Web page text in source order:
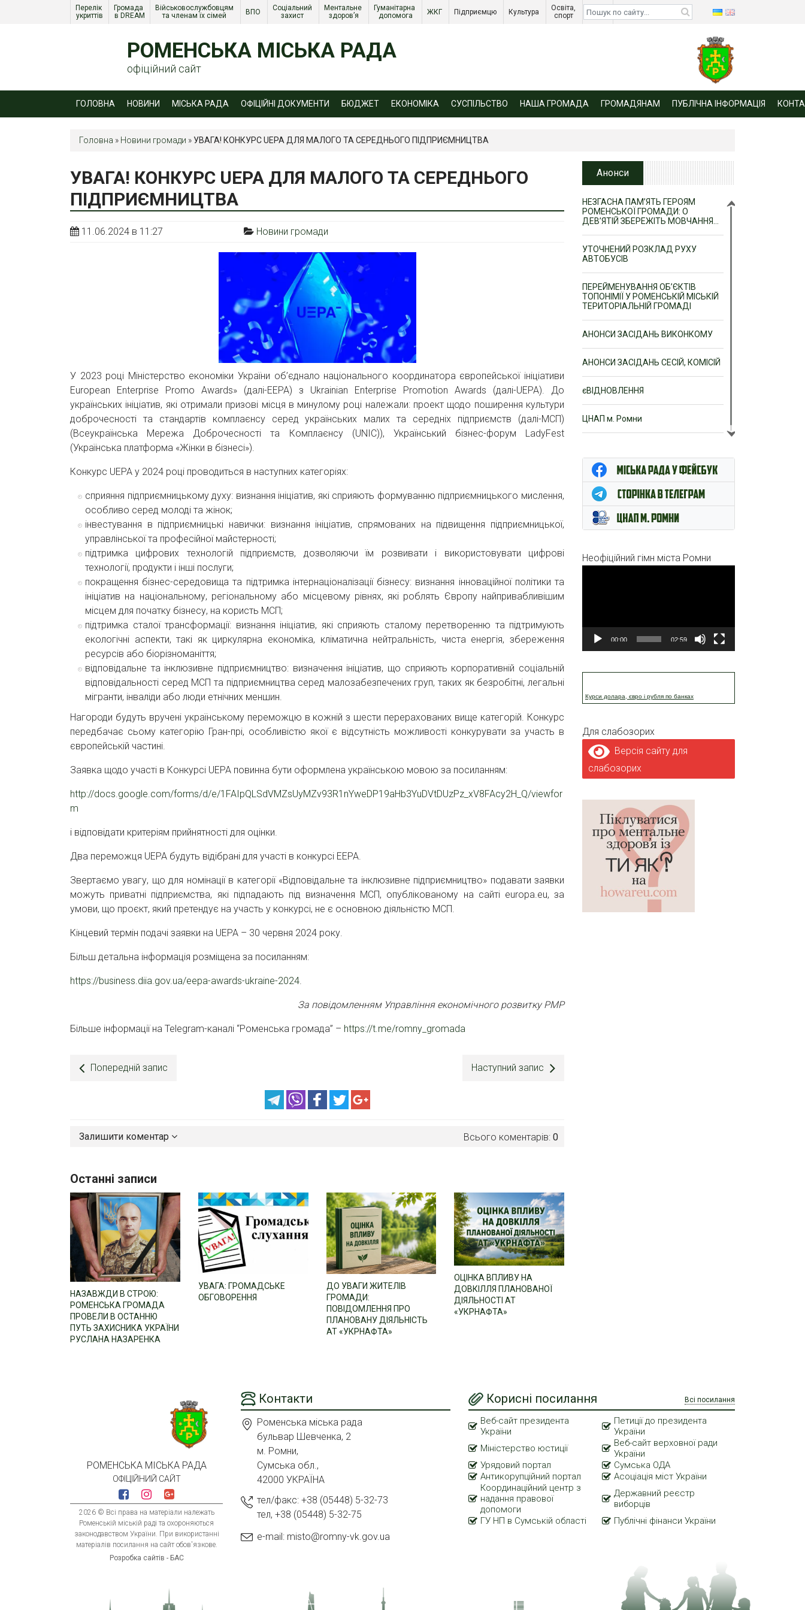
Перелік
укриттів
Громада
в DREAM
Військовослужбовцям
та членам їх сімей
ВПО
Соціальний
захист
Ментальне
здоров’я
Гуманітарна
допомога
ЖКГ Підприємцю Культура
Освіта,
спорт
Діти
війни
РОМЕНСЬКА МІСЬКА РАДА
офіційний сайт
ГОЛОВНА НОВИНИ МІСЬКА РАДА ОФІЦІЙНІ ДОКУМЕНТИ БЮДЖЕТ ЕКОНОМІКА СУСПІЛЬСТВО НАША ГРОМАДА ГРОМАДЯНАМ ПУБЛІЧНА ІНФОРМАЦІЯ
Головна » Новини громади » УВАГА! КОНКУРС UEPA ДЛЯ МАЛОГО ТА СЕРЕДНЬОГО ПІДПРИЄМНИЦТВА
УВАГА! КОНКУРС UEPA ДЛЯ МАЛОГО ТА СЕРЕДНЬОГО
ПІДПРИЄМНИЦТВА
11.06.2024 в 11:27 Новини громади
У 2023 році Міністерство економіки України об’єднало національного координатора європейської ініціативи
European Enterprise Promo Awards» (далі-ЕЕРА) з Ukrainian Enterprise Promotion Awards (далі-UEPA). До
українських ініціатив, які отримали призові місця в минулому році належали: проект щодо поширення культури
доброчесності та стандартів комплаєнсу серед українських малих та середніх підприємств (далі-МСП)
(Всеукраїнська Мережа Доброчесності та Комплаєнсу (UNIC)), Український бізнес-форум LadyFest
(Українська платформа «Жінки в бізнесі»).
Конкурс UEPA у 2024 році проводиться в наступних категоріях:
сприяння підприємницькому духу: визнання ініціатив, які сприяють формуванню підприємницького мислення,
особливо серед молоді та жінок;
інвестування в підприємницькі навички: визнання ініціатив, спрямованих на підвищення підприємницької,
управлінської та професійної майстерності;
підтримка цифрових технологій підприємств, дозволяючи їм розвивати і використовувати цифрові
технології, продукти і інші послуги;
покращення бізнес-середовища та підтримка інтернаціоналізації бізнесу: визнання інноваційної політики та
ініціатив на національному, регіональному або місцевому рівнях, які роблять Європу найпривабливішим
місцем для початку бізнесу, на користь МСП;
підтримка сталої трансформації: визнання ініціатив, які сприяють сталому перетворенню та підтримують
екологічні аспекти, такі як циркулярна економіка, кліматична нейтральність, чиста енергія, збереження
ресурсів або біорізноманіття;
відповідальне та інклюзивне підприємництво: визначення ініціатив, що сприяють корпоративній соціальній
відповідальності серед МСП та підприємництва серед малозабезпечених груп, таких як безробітні, легальні
мігранти, інваліди або люди етнічних меншин.
Нагороди будуть вручені українському переможцю в кожній з шести перерахованих вище категорій. Конкурс
передбачає сьому категорію Гран-прі, особливістю якої є відсутність можливості конкурувати за участь в
європейській частині.
Заявка щодо участі в Конкурсі UEPA повинна бути оформлена українською мовою за посиланням:
http://docs.google.com/forms/d/e/1FAIpQLSdVMZsUyMZv93R1nYweDP19aHb3YuDVtDUzPz_xV8FAcy2H_Q/viewfor
m
і відповідати критеріям прийнятності для оцінки.
Два переможця UEPA будуть відібрані для участі в конкурсі ЕЕРА.
Звертаємо увагу, що для номінації в категорії «Відповідальне та інклюзивне підприємництво» подавати заявки
можуть приватні підприємства, які підпадають під визначення МСП, опублікованому на сайті europa.eu, за
умови, що проєкт, який претендує на участь у конкурсі, не є основною діяльністю МСП.
Кінцевий термін подачі заявки на UEPA – 30 червня 2024 року.
Більш детальна інформація розміщена за посиланням:
https://business.diia.gov.ua/eepa-awards-ukraine-2024
За повідомленням Управління економічного розвитку РМР
Більше інформації на Telegram-каналі “Роменська громада” – https://t.me/romny_gromada
Попередній запис Наступний запис
Всього коментарів: 0
Залишити коментар
Останні записи
НАЗАВЖДИ В СТРОЮ:
РОМЕНСЬКА ГРОМАДА
ПРОВЕЛИ В ОСТАННЮ
ПУТЬ ЗАХИСНИКА УКРАЇНИ
РУСЛАНА НАЗАРЕНКА
УВАГА: ГРОМАДСЬКЕ
ОБГОВОРЕННЯ
ДО УВАГИ ЖИТЕЛІВ
ГРОМАДИ:
ПОВІДОМЛЕННЯ ПРО
ПЛАНОВАНУ ДІЯЛЬНІСТЬ
АТ «УКРНАФТА»
ОЦІНКА ВПЛИВУ НА
ДОВКІЛЛЯ ПЛАНОВАНОЇ
ДІЯЛЬНОСТІ АТ
«УКРНАФТА»
Анонси
НЕЗГАСНА ПАМ’ЯТЬ ГЕРОЯМ
РОМЕНСЬКОЇ ГРОМАДИ: О
ДЕВ’ЯТІЙ ЗБЕРЕЖІТЬ МОВЧАННЯ…
УТОЧНЕНИЙ РОЗКЛАД РУХУ
АВТОБУСІВ
ПЕРЕЙМЕНУВАННЯ ОБ’ЄКТІВ
ТОПОНІМІЇ У РОМЕНСЬКІЙ МІСЬКІЙ
ТЕРИТОРІАЛЬНІЙ ГРОМАДІ
АНОНСИ ЗАСІДАНЬ ВИКОНКОМУ
АНОНСИ ЗАСІДАНЬ СЕСІЙ, КОМІСІЙ
єВІДНОВЛЕННЯ
ЦНАП м. Ромни
Неофіційний гімн міста Ромни
00:00 02:59
Курси долара, євро і рубля по банках
Для слабозорих
Версія сайту для
слабозорих
РОМЕНСЬКА МІСЬКА РАДА
ОФІЦІЙНИЙ САЙТ
2026 © Всі права на матеріали належать
Роменській міській раді та охороняються
законодавством України. При використанні
матеріалів посилання на сайт обов'язкове.
Розробка сайтів - БАС
Контакти
Роменська міська рада
бульвар Шевченка, 2
м. Ромни,
Сумська обл.,
42000 УКРАЇНА
тел/факс: +38 (05448) 5-32-73
тел, +38 (05448) 5-32-75
e-mail: misto@romny-vk.gov.ua
Корисні посилання Всі посилання
Веб-сайт президента
України
Петиції до президента
України
Міністерство юстиції
Веб-сайт верховної ради
України
Урядовий портал
Сумська ОДА
Антикорупційний портал
Асоціація міст України
Координаційний центр з
надання правової
допомоги
Державний реєстр
виборців
ГУ НП в Сумській області
Публічні фінанси України